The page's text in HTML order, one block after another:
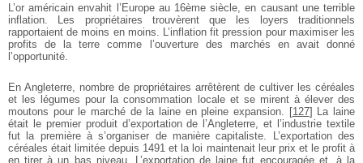
L’or américain envahit l’Europe au 16ème siècle, en causant une terrible
inflation. Les propriétaires trouvèrent que les loyers traditionnels
rapportaient de moins en moins. L’inflation fit pression pour maximiser les
profits de la terre comme l’ouverture des marchés en avait donné
l’opportunité.
En Angleterre, nombre de propriétaires arrêtèrent de cultiver les céréales
et les légumes pour la consommation locale et se mirent à élever des
moutons pour le marché de la laine en pleine expansion.
[127] La laine
était le premier produit d’exportation de l’Angleterre, et l’industrie textile
fut la première à s’organiser de manière capitaliste. L’exportation des
céréales était limitée depuis 1491 et la loi maintenait leur prix et le profit à
en tirer à un bas niveau. L’exportation de laine fut encouragée et, à la